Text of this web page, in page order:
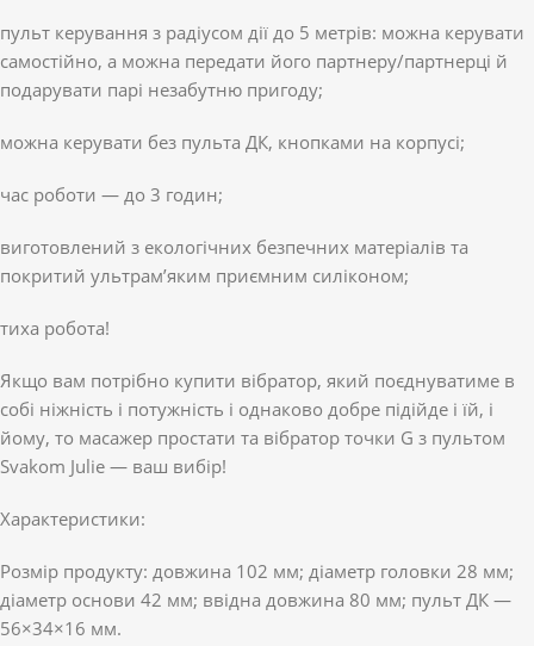
пульт керування з радіусом дії до 5 метрів: можна керувати
самостійно, а можна передати його партнеру/партнерці й
подарувати парі незабутню пригоду;
можна керувати без пульта ДК, кнопками на корпусі;
час роботи — до 3 годин;
виготовлений з екологічних безпечних матеріалів та
покритий ультрам’яким приємним силіконом;
тиха робота!
Якщо вам потрібно купити вібратор, який поєднуватиме в
собі ніжність і потужність і однаково добре підійде і їй, і
йому, то масажер простати та вібратор точки G з пультом
Svakom Julie — ваш вибір!
Характеристики:
Розмір продукту: довжина 102 мм; діаметр головки 28 мм;
діаметр основи 42 мм; ввідна довжина 80 мм; пульт ДК —
56×34×16 мм.